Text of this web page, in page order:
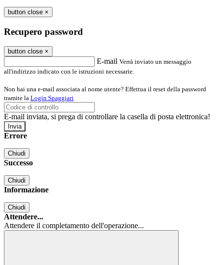
button close ×
Recupero password
button close ×
E-mail Verrà inviato un messaggio
all'indirizzo indicato con le istruzioni necessarie.
Non hai una e-mail associata al nome utente? Effettua il reset della password
tramite la Login Spaggiari
E-mail inviata, si prega di controllare la casella di posta elettronica!
Errore
Chiudi
Successo
Chiudi
Informazione
Chiudi
Attendere...
Attendere il completamento dell'operazione...